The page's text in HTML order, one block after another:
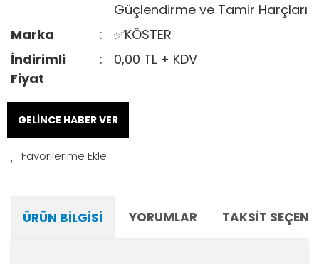
Güçlendirme ve Tamir Harçları
Marka
✅KÖSTER
İndirimli
Fiyat
0,00 TL + KDV
GELİNCE HABER VER
ÜRÜN BILGISI YORUMLAR TAKSIT